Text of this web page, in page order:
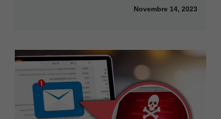
Novembre 14, 2023